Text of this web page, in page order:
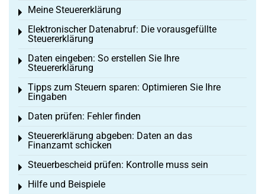
Meine Steuererklärung
Toggle menu
Elektronischer Datenabruf: Die vorausgefüllte
Steuererklärung
Toggle menu
Daten eingeben: So erstellen Sie Ihre
Steuererklärung
Toggle menu
Tipps zum Steuern sparen: Optimieren Sie Ihre
Eingaben
Toggle menu
Daten prüfen: Fehler finden
Toggle menu
Steuererklärung abgeben: Daten an das
Finanzamt schicken
Toggle menu
Steuerbescheid prüfen: Kontrolle muss sein
Toggle menu
Hilfe und Beispiele
Toggle menu